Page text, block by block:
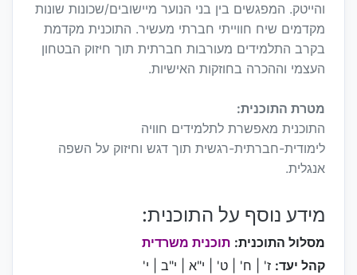
והייטק. המפגשים בין בני הנוער מיישובים/שכונות שונות
מקדמים שיח חווייתי חברתי מעשיר. התוכנית מקדמת
בקרב התלמידים מעורבות חברתית תוך חיזוק הבטחון
העצמי וההכרה בחוזקות האישיות.
מטרת התוכנית:
התוכנית מאפשרת לתלמידים חוויה
לימודית-חברתית-רגשית תוך דגש וחיזוק על השפה
אנגלית.
מידע נוסף על התוכנית:
מסלול התוכנית: תוכנית משרדית
קהל יעד: ז' | ח' | ט' | י"א | י"ב | י'